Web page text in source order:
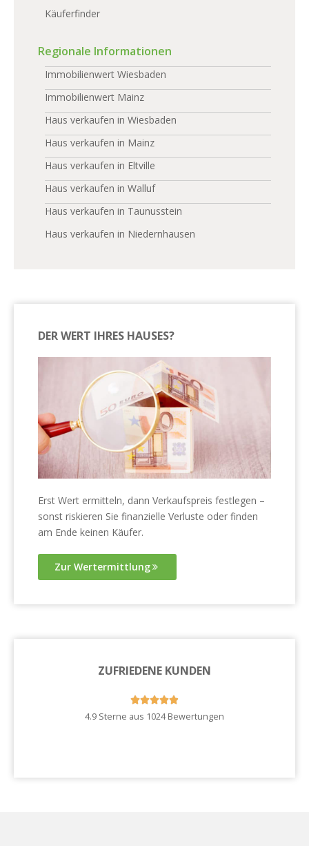
Käuferfinder
Regionale Informationen
Immobilienwert Wiesbaden
Immobilienwert Mainz
Haus verkaufen in Wiesbaden
Haus verkaufen in Mainz
Haus verkaufen in Eltville
Haus verkaufen in Walluf
Haus verkaufen in Taunusstein
Haus verkaufen in Niedernhausen
DER WERT IHRES HAUSES?
Erst Wert ermitteln, dann Verkaufspreis festlegen –
sonst riskieren Sie finanzielle Verluste oder finden
am Ende keinen Käufer.
Zur Wertermittlung
ZUFRIEDENE KUNDEN

4.9 Sterne aus 1024 Bewertungen